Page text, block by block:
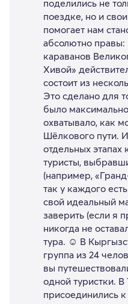
поделились не
поездке, но и
помогает нам
абсолютно
караванов
Хивой»
состоит из
Это сделано для
было
охватывало, как
Шёлкового пути.
отдельных
туристы,
(например,
так у каждого
свой идеальный
заверить (если я
никогда не
тура. ☺️ В
группа из 24
вы
одной туристки.
присоединились